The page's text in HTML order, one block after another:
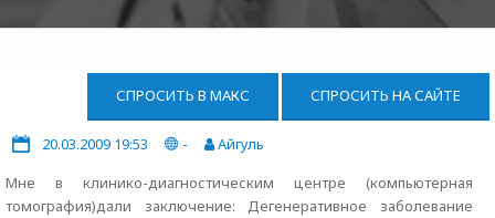
СПРОСИТЬ В МАКС СПРОСИТЬ НА САЙТЕ
20.03.2009 19:53 -
Айгуль
Мне в клинико-диагностическим центре (компьютерная
томография)дали заключение: Дегенеративное заболевание